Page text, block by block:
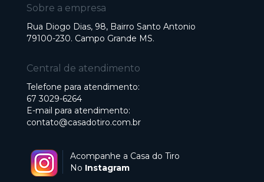
Sobre a empresa
Rua Diogo Dias, 98, Bairro Santo Antonio
79100-230. Campo Grande MS.
Central de atendimento
Telefone para atendimento:
67 3029-6264
E-mail para atendimento:
contato@casadotiro.com.br
Acompanhe a Casa do Tiro
No Instagram